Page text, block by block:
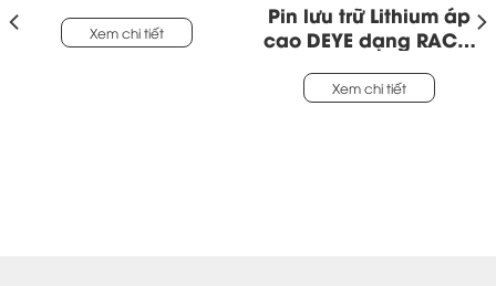
Xem chi tiết
Pin lưu trữ Lithium áp
cao DEYE dạng RACK,
công suất 40,96KWH
Xem chi tiết